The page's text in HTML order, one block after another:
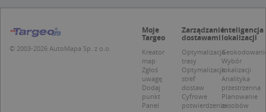
© 2003-2026 AutoMapa Sp. z o.o.
Moje
Targeo
Kreator
map
Zgłoś
uwagę
Dodaj
punkt
Panel
Zarządzanie
dostawami
Optymalizacja
trasy
Optymalizacja
stref
dostaw
Cyfrowe
potwierdzenie
Inteligencja
lokalizacji
Wybór
lokalizacji
Analityka
przestrzenna
Planowanie
zasobów
Provider/
Domena
Okres
przechowywania
Opis
.targeo.pl 1 rok 1 miesiąc
Ten plik
Okres
przechowywania
Opis
Nazwa Provider/Domena
CrossDomainCookieScriptConsent_35
.crossdomain.cookie-
script.com